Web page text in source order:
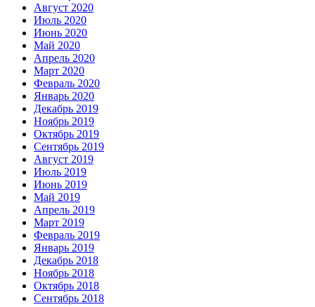
Август 2020
Июль 2020
Июнь 2020
Май 2020
Апрель 2020
Март 2020
Февраль 2020
Январь 2020
Декабрь 2019
Ноябрь 2019
Октябрь 2019
Сентябрь 2019
Август 2019
Июль 2019
Июнь 2019
Май 2019
Апрель 2019
Март 2019
Февраль 2019
Январь 2019
Декабрь 2018
Ноябрь 2018
Октябрь 2018
Сентябрь 2018